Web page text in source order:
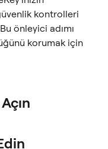
kontrolleri
önleyici adımı
korumak için